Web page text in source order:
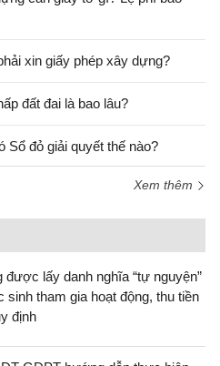
xin giấy phép xây dựng?
đất đai là bao lâu?
Sổ đỏ giải quyết thế nào?
Xem thêm
được lấy danh nghĩa “tự nguyện”
sinh tham gia hoạt động, thu tiền
định